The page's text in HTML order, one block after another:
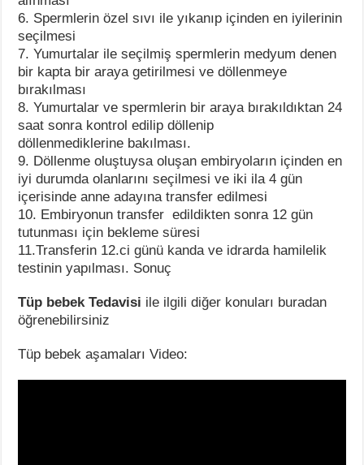
6. Spermlerin özel sıvı ile yıkanıp içinden en iyilerinin
seçilmesi
7. Yumurtalar ile seçilmiş spermlerin medyum denen
bir kapta bir araya getirilmesi ve döllenmeye
bırakılması
8. Yumurtalar ve spermlerin bir araya bırakıldıktan 24
saat sonra kontrol edilip döllenip
döllenmediklerine bakılması.
9. Döllenme oluştuysa oluşan embiryoların içinden en
iyi durumda olanlarını seçilmesi ve iki ila 4 gün
içerisinde anne adayına transfer edilmesi
10. Embiryonun transfer edildikten sonra 12 gün
tutunması için bekleme süresi
11.Transferin 12.ci günü kanda ve idrarda hamilelik
testinin yapılması. Sonuç
Tüp bebek Tedavisi ile ilgili diğer konuları buradan
öğrenebilirsiniz
Tüp bebek aşamaları Video: